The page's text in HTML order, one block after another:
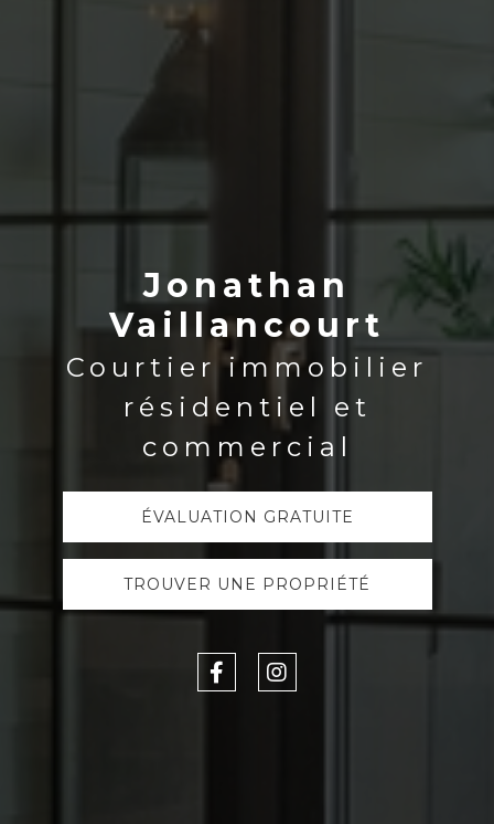
Jonathan
Vaillancourt
Courtier immobilier
résidentiel et
commercial
ÉVALUATION GRATUITE
TROUVER UNE PROPRIÉTÉ